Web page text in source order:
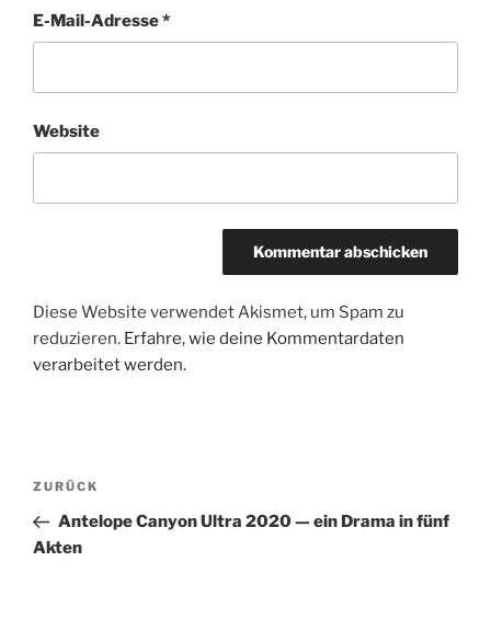
E-Mail-Adresse*
Website
Diese Website verwendet Akismet, um Spam zu
reduzieren. Erfahre, wie deine Kommentardaten
verarbeitet werden.
Beitragsnavigation
Vorheriger
Beitrag
ZURÜCK
Antelope Canyon Ultra 2020 — ein Drama in fünf
Akten